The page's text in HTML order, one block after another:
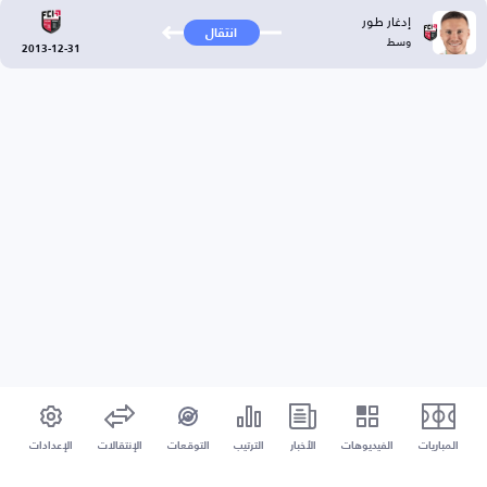
إدغار طور
وسط انتقال
2013-12-31
المباريات الفيديوهات الأخبار الترتيب التوقعات الإنتقالات الإعدادات